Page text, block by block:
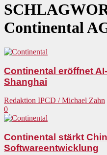
Continental
Continental eröffnet
Shanghai
Redaktion IPCD / Michael Zahn
0
Continental stärkt
Softwareentwicklung